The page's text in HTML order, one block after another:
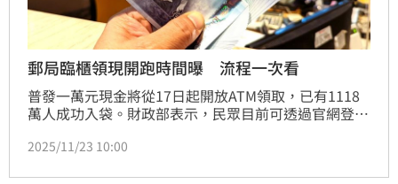
郵局臨櫃領現開跑時間曝 流程一次看
普發一萬元現金將從17日起開放ATM領取，已有1118
萬人成功入袋。財政部表示，民眾目前可透過官網登記
郵局也將開放臨櫃領現，首週將依身分證號實施單、雙
2025/11/23 10:00